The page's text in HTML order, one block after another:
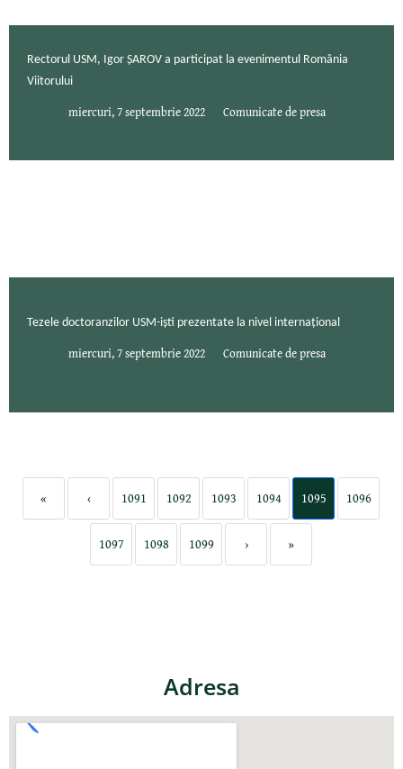
Rectorul USM, Igor ȘAROV a participat la evenimentul România
Viitorului
miercuri, 7 septembrie 2022 Comunicate de presa
Tezele doctoranzilor USM-iști prezentate la nivel internațional
miercuri, 7 septembrie 2022 Comunicate de presa
« ‹ 1091 1092 1093 1094 1095 1096
1097 1098 1099 › »
Adresa